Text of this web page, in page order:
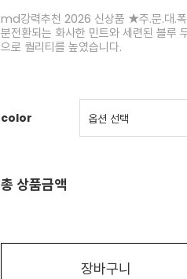
md강력추천 2026 신상품 ★주.문.대.
분전환되는 화사한 민트와 세련된 블루
으로 퀄리티를 높였습니다.
color
총 상품금액
장바구니